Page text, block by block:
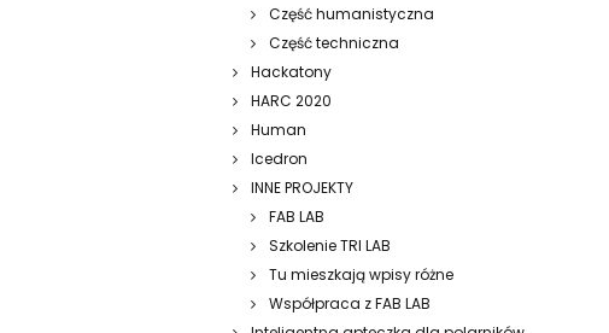
Część humanistyczna
Część techniczna
Hackatony
HARC 2020
Human
Icedron
INNE PROJEKTY
FAB LAB
Szkolenie TRI LAB
Tu mieszkają wpisy różne
Współpraca z FAB LAB